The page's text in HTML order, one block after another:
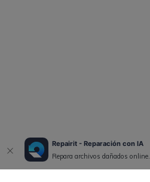
Repairit - Reparación con IA
Repara archivos dañados online.